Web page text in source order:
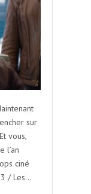
sur
vous,
l’an
ciné
/ Les…